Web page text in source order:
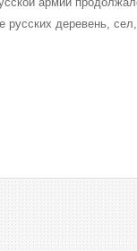
русских деревень,